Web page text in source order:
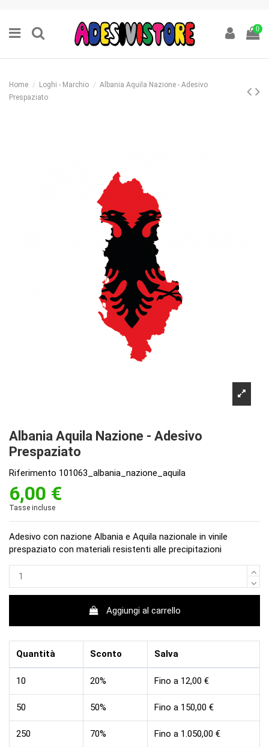
0
Home Loghi - Marchio
Albania Aquila Nazione - Adesivo
Prespaziato
Albania Aquila Nazione - Adesivo
Prespaziato
Riferimento 101063_albania_nazione_aquila
6,00 €
Tasse incluse
Adesivo con nazione Albania e Aquila nazionale in vinile
prespaziato con materiali resistenti alle precipitazioni
Aggiungi al carrello
Quantità Sconto Salva
10 20% Fino a 12,00 €
50 50% Fino a 150,00 €
250 70% Fino a 1.050,00 €